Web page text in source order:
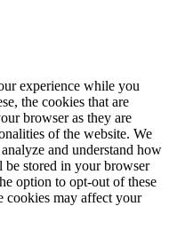
experience while you
the cookies that are
browser as they are
of the website. We
and understand how
be stored in your browser
option to opt-out of these
cookies may affect your